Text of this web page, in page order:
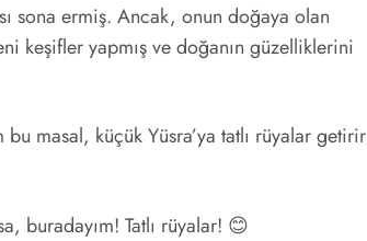
sona ermiş. Ancak, onun doğaya olan
keşifler yapmış ve doğanın güzelliklerini
bu masal, küçük Yüsra’ya tatlı rüyalar getirir
buradayım! Tatlı rüyalar! 😊